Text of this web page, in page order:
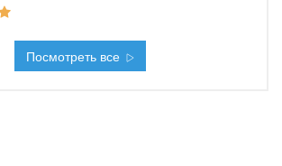
Посмотреть все